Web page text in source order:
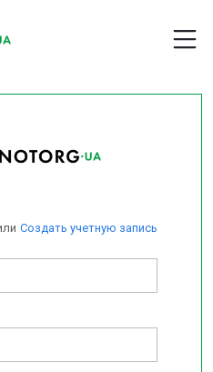
Cоздать учетную запись